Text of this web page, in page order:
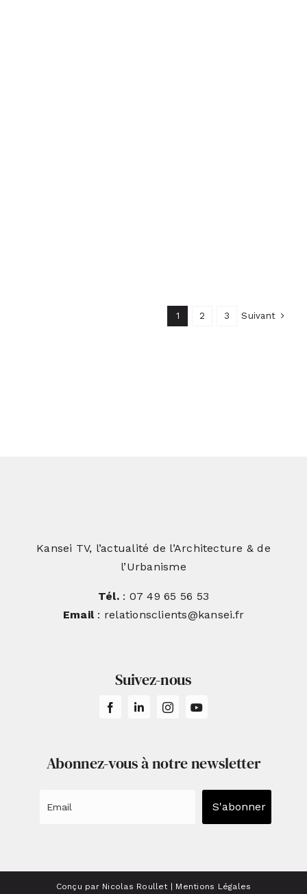
1 2 3 Suivant
Kansei TV, l’actualité de l’Architecture & de
l’Urbanisme
Tél.: 07 49 65 56 53
Email: relationsclients@kansei.fr
Suivez-nous
Abonnez-vous à notre newsletter
S'abonner
Conçu par Nicolas Roullet| Mentions Légales